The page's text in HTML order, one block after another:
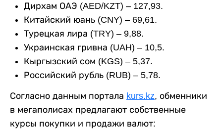
Дирхам ОАЭ (AED/KZT) – 127,93.
Китайский юань (CNY) – 69,61.
Турецкая лира (TRY) – 9,88.
Украинская гривна (UAH) – 10,5.
Кыргызский сом (KGS) – 5,37.
Российский рубль (RUB) – 5,78.
Согласно данным портала kurs.kz, обменники
в мегаполисах предлагают собственные
курсы покупки и продажи валют: